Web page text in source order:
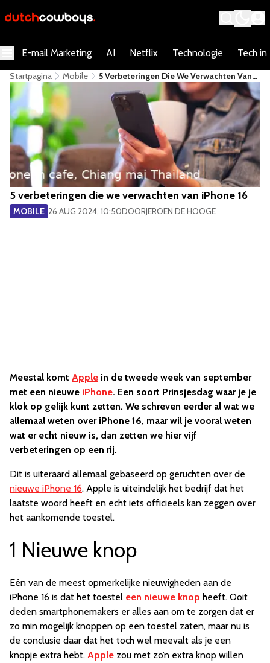
E-mail Marketing AI Netflix Technologie Tech in
Startpagina Mobile
5 Verbeteringen Die We Verwachten Van
IPhone 16
5 verbeteringen die we verwachten van iPhone 16
MOBILE 26 AUG 2024, 10:50DOORJEROEN DE HOOGE
Meestal komt Apple in de tweede week van september
met een nieuwe iPhone. Een soort Prinsjesdag waar je je
klok op gelijk kunt zetten. We schreven eerder al wat we
allemaal weten over iPhone 16, maar wil je vooral weten
wat er echt nieuw is, dan zetten we hier vijf
verbeteringen op een rij.
Dit is uiteraard allemaal gebaseerd op geruchten over de
nieuwe iPhone 16. Apple is uiteindelijk het bedrijf dat het
laatste woord heeft en echt iets officieels kan zeggen over
het aankomende toestel.
1 Nieuwe knop
Eén van de meest opmerkelijke nieuwigheden aan de
iPhone 16 is dat het toestel een nieuwe knop heeft. Ooit
deden smartphonemakers er alles aan om te zorgen dat er
zo min mogelijk knoppen op een toestel zaten, maar nu is
de conclusie daar dat het toch wel meevalt als je een
knopje extra hebt. Apple zou met zo’n extra knop willen